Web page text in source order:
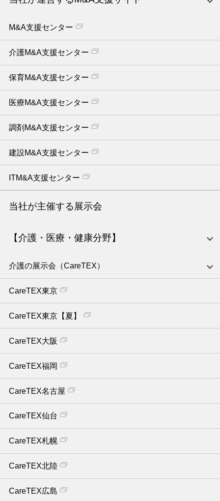
M&A支援センター
介護M&A支援センター
保育M&A支援センター
医療M&A支援センター
調剤M&A支援センター
建設M&A支援センター
ITM&A支援センター
当社が主催する展示会
【介護・医療・健康分野】
介護の展示会（CareTEX）
CareTEX東京
CareTEX東京【夏】
CareTEX大阪
CareTEX福岡
CareTEX名古屋
CareTEX仙台
CareTEX札幌
CareTEX北陸
CareTEX広島